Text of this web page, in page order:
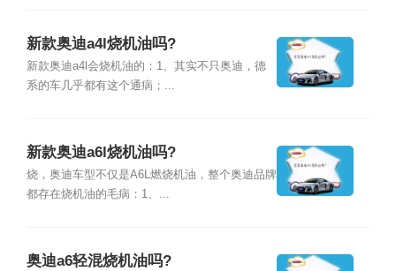
新款奥迪a4l烧机油吗?
新款奥迪a4l会烧机油的：1、其实不只奥迪，德
系的车几乎都有这个通病；...
新款奥迪a6l烧机油吗?
烧，奥迪车型不仅是A6L燃烧机油，整个奥迪品牌
都存在烧机油的毛病：1、...
奥迪a6轻混烧机油吗?